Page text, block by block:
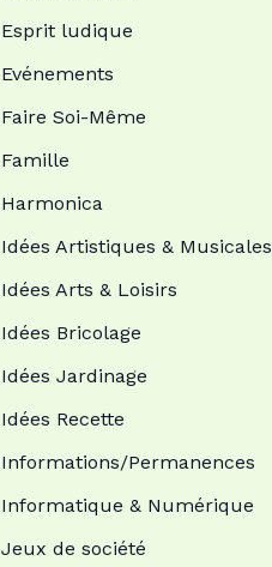
Esprit ludique
Evénements
Faire Soi-Même
Famille
Harmonica
Idées Artistiques & Musicales
Idées Arts & Loisirs
Idées Bricolage
Idées Jardinage
Idées Recette
Informations/Permanences
Informatique & Numérique
Jeux de société